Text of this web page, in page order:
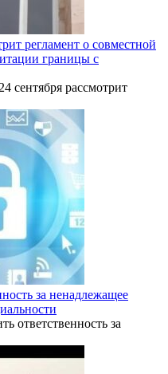
регламент о совместной
границы с
сентября рассмотрит
за ненадлежащее
ответственность за